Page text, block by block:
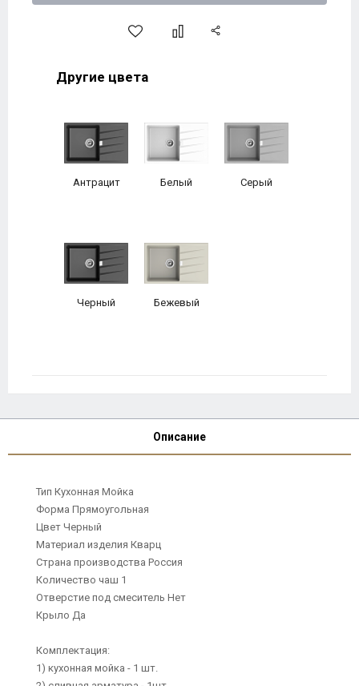
Другие цвета
Антрацит Белый Серый
Черный Бежевый
Описание
Тип Кухонная Мойка
Форма Прямоугольная
Цвет Черный
Материал изделия Кварц
Страна производства Россия
Количество чаш 1
Отверстие под смеситель Нет
Крыло Да
Комплектация:
1) кухонная мойка - 1 шт.